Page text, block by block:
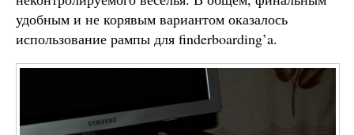
удобным и не корявым вариантом оказалось
использование рампы для finderboarding’a.